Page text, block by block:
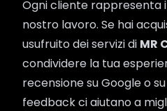
Ogni cliente rappresenta
nostro lavoro. Se hai
usufruito dei servizi di MR
condividere la tua
recensione su Google o
feedback ci aiutano a